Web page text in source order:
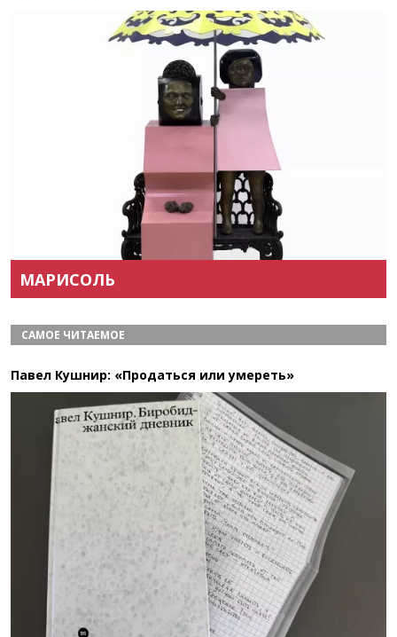
МАРИСОЛЬ
САМОЕ ЧИТАЕМОЕ
Павел Кушнир: «Продаться или умереть»